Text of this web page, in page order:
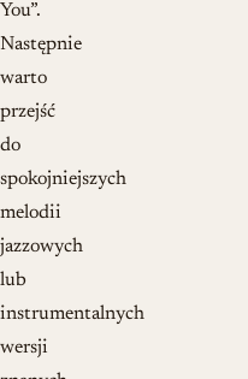
You”.
Następnie
warto
przejść
do
spokojniejszych
melodii
jazzowych
lub
instrumentalnych
wersji